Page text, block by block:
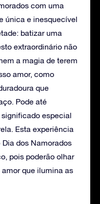
com uma
única e inesquecível
batizar uma
extraordinário não
a magia de terem
amor, como
que
Pode até
especial
Esta experiência
dos Namorados
pois poderão olhar
que ilumina as